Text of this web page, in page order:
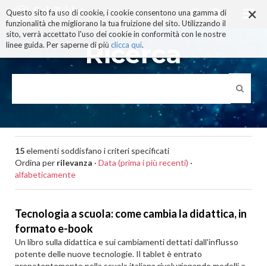
×
Questo sito fa uso di cookie, i cookie consentono una gamma di
funzionalità che migliorano la tua fruizione del sito. Utilizzando il
sito, verrà accettato l'uso dei cookie in conformità con le nostre
linee guida. Per saperne di più clicca qui.
ai
contenuti.
|
alla
navigazione
Ricerca
15elementi soddisfano i criteri specificati
Ordina per rilevanza · Data (prima i più recenti) ·
alfabeticamente
Tecnologia a scuola: come cambia la didattica, in
formato e-book
Un libro sulla didattica e sui cambiamenti dettati dall'influsso
potente delle nuove tecnologie. Il tablet è entrato